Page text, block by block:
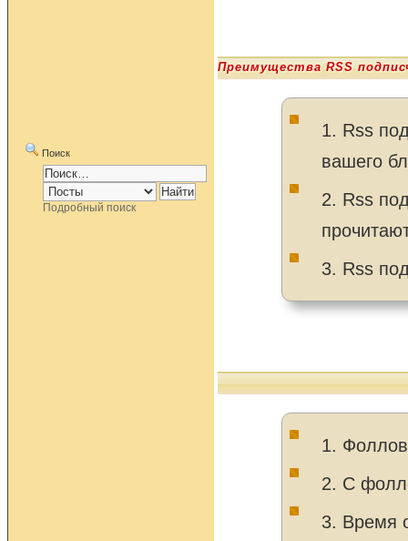
Поиск
Подробный поиск
Преимущества RSS
1. Rss
вашего
2. Rss
3. Rss
1.
2. С
3. Время